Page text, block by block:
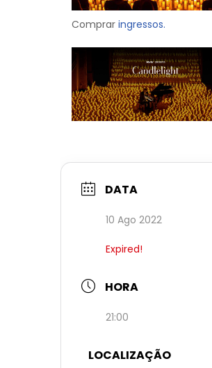
Comprar ingressos.
DATA
10 Ago 2022
Expired!
HORA
21:00
LOCALIZAÇÃO